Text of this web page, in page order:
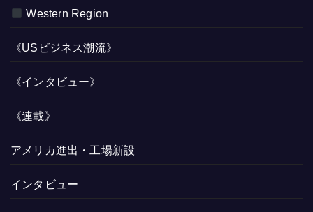
Western Region
《USビジネス潮流》
《インタビュー》
《連載》
アメリカ進出・工場新設
インタビュー